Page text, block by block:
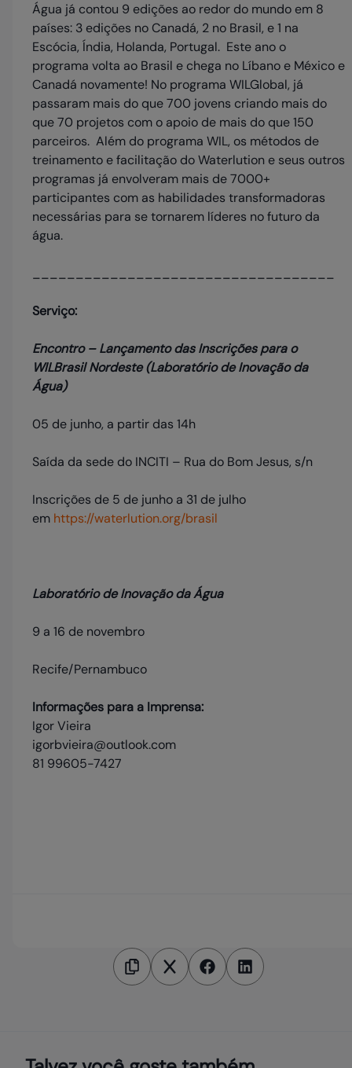
Água já contou 9 edições ao redor do mundo em 8
países: 3 edições no Canadá, 2 no Brasil, e 1 na
Escócia, Índia, Holanda, Portugal. Este ano o
programa volta ao Brasil e chega no Líbano e México e
Canadá novamente! No programa WILGlobal, já
passaram mais do que 700 jovens criando mais do
que 70 projetos com o apoio de mais do que 150
parceiros. Além do programa WIL, os métodos de
treinamento e facilitação do Waterlution e seus outros
programas já envolveram mais de 7000+
participantes com as habilidades transformadoras
necessárias para se tornarem líderes no futuro da
água.
Serviço:
Encontro – Lançamento das Inscrições para o
WILBrasil Nordeste (Laboratório de Inovação da
Água)
05 de junho, a partir das 14h
Saída da sede do INCITI – Rua do Bom Jesus, s/n
Inscrições de 5 de junho a 31 de julho
em https://waterlution.org/brasil
Laboratório de Inovação da Água
9 a 16 de novembro
Recife/Pernambuco
Informações para a Imprensa:
Igor Vieira
igorbvieira@outlook.com
81 99605-7427